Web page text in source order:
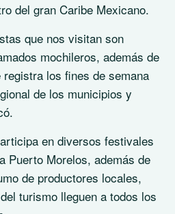
del gran Caribe Mexicano.
que nos visitan son
mochileros, además de
los fines de semana
de los municipios y
en diversos festivales
Puerto Morelos, además de
de productores locales,
turismo lleguen a todos los